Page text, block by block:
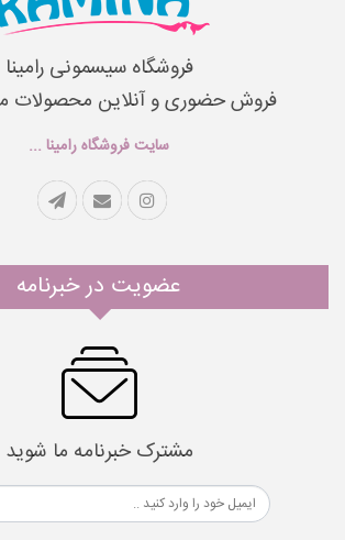
فروشگاه سیسمونی رامینا
فروش حضوری و آنلاین محصولات
سایت فروشگاه رامینا ...
عضویت در خبرنامه
مشترک خبرنامه ما شوید